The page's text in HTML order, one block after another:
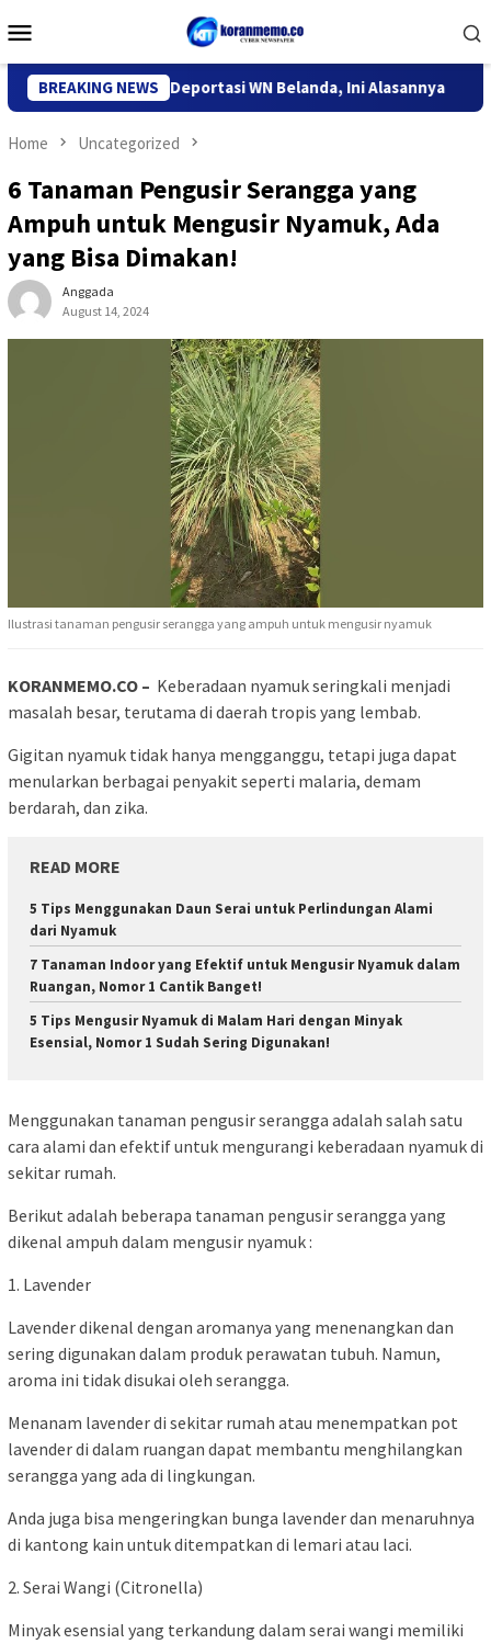
to
Menu
BREAKING NEWS
Kediri Deportasi WN Belanda, Ini Alasannya
Home Uncategorized
6 Tanaman Pengusir Serangga yang
Ampuh untuk Mengusir Nyamuk, Ada
yang Bisa Dimakan!
Anggada
August 14, 2024
Ilustrasi tanaman pengusir serangga yang ampuh untuk mengusir nyamuk
KORANMEMO.CO – Keberadaan nyamuk seringkali menjadi
masalah besar, terutama di daerah tropis yang lembab.
Gigitan nyamuk tidak hanya mengganggu, tetapi juga dapat
menularkan berbagai penyakit seperti malaria, demam
berdarah, dan zika.
READ MORE
5 Tips Menggunakan Daun Serai untuk Perlindungan Alami
dari Nyamuk
7 Tanaman Indoor yang Efektif untuk Mengusir Nyamuk dalam
Ruangan, Nomor 1 Cantik Banget!
5 Tips Mengusir Nyamuk di Malam Hari dengan Minyak
Esensial, Nomor 1 Sudah Sering Digunakan!
Menggunakan tanaman pengusir serangga adalah salah satu
cara alami dan efektif untuk mengurangi keberadaan nyamuk di
sekitar rumah.
Berikut adalah beberapa tanaman pengusir serangga yang
dikenal ampuh dalam mengusir nyamuk :
1. Lavender
Lavender dikenal dengan aromanya yang menenangkan dan
sering digunakan dalam produk perawatan tubuh. Namun,
aroma ini tidak disukai oleh serangga.
Menanam lavender di sekitar rumah atau menempatkan pot
lavender di dalam ruangan dapat membantu menghilangkan
serangga yang ada di lingkungan.
Anda juga bisa mengeringkan bunga lavender dan menaruhnya
di kantong kain untuk ditempatkan di lemari atau laci.
2. Serai Wangi (Citronella)
Minyak esensial yang terkandung dalam serai wangi memiliki